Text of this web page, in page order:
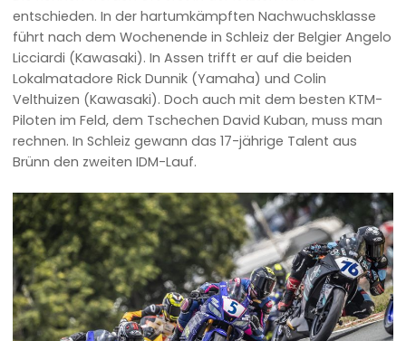
entschieden. In der hartumkämpften Nachwuchsklasse
führt nach dem Wochenende in Schleiz der Belgier Angelo
Licciardi (Kawasaki). In Assen trifft er auf die beiden
Lokalmatadore Rick Dunnik (Yamaha) und Colin
Velthuizen (Kawasaki). Doch auch mit dem besten KTM-
Piloten im Feld, dem Tschechen David Kuban, muss man
rechnen. In Schleiz gewann das 17-jährige Talent aus
Brünn den zweiten IDM-Lauf.